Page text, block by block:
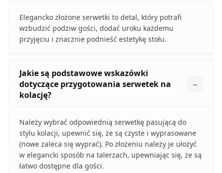
Elegancko złożone serwetki to detal, który potrafi
wzbudzić podziw gości, dodać uroku każdemu
przyjęciu i znacznie podnieść estetykę stołu.
Jakie są podstawowe wskazówki
dotyczące przygotowania serwetek na
kolację?
Należy wybrać odpowiednią serwetkę pasującą do
stylu kolacji, upewnić się, że są czyste i wyprasowane
(nowe zaleca się wyprać). Po złożeniu należy je ułożyć
w elegancki sposób na talerzach, upewniając się, że są
łatwo dostępne dla gości.